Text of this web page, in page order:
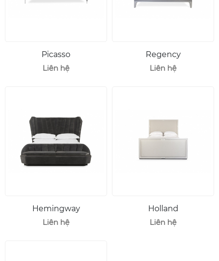
Picasso
Liên hệ
Regency
Liên hệ
Hemingway
Liên hệ
Holland
Liên hệ